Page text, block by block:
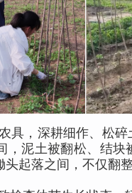
具，深耕细作、松
，泥土被翻松、结
起落之间，不仅翻